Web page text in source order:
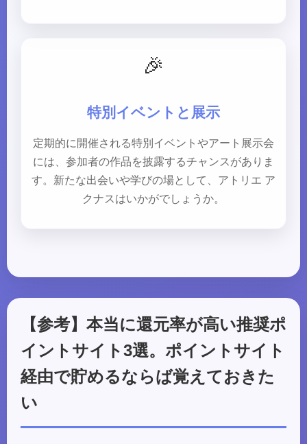
🎉
特別イベントと展示
定期的に開催される特別イベントやアート展示会
には、参加者の作品を披露するチャンスがありま
す。新たな出会いや学びの場として、アトリエ ア
クナスはいかがでしょうか。
【参考】本当に還元率が高い推奨ポ
イントサイト3選。ポイントサイト
経由で貯めるならば覚えておきた
い